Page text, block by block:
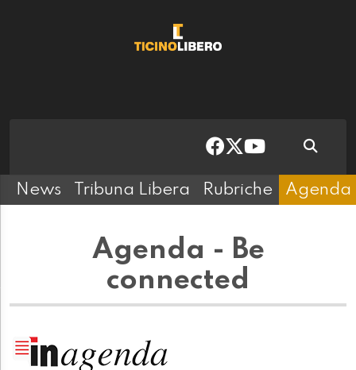
News Tribuna Libera Rubriche Agenda
Agenda - Be
connected